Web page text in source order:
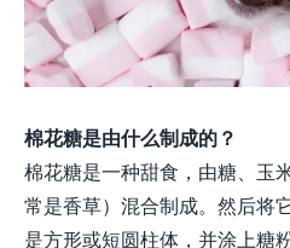
棉花糖是由什么制成的？
棉花糖是一种甜食，由糖、玉
常是香草）混合制成。然后将
是方形或短圆柱体，并涂上糖粉